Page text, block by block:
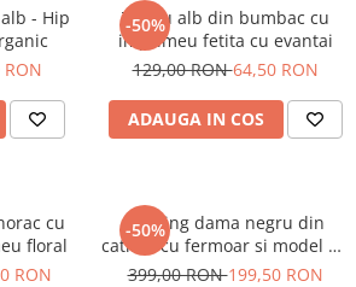
- Hip
-50%
Tricou alb din bumbac cu
imprimeu fetita cu evantai
129,00 RON64,50 RON
ADAUGA IN COS
cu
floral
RON
-50%
Trening dama negru din
catifea cu fermoar si model pe
jacheta
399,00 RON199,50 RON